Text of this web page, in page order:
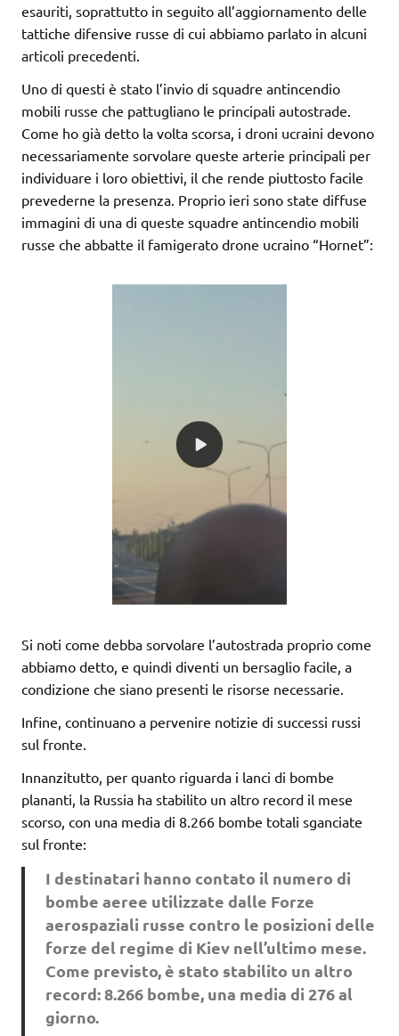
esauriti, soprattutto in seguito all’aggiornamento delle
tattiche difensive russe di cui abbiamo parlato in alcuni
articoli precedenti.
Uno di questi è stato l’invio di squadre antincendio
mobili russe che pattugliano le principali autostrade.
Come ho già detto la volta scorsa, i droni ucraini devono
necessariamente sorvolare queste arterie principali per
individuare i loro obiettivi, il che rende piuttosto facile
prevederne la presenza. Proprio ieri sono state diffuse
immagini di una di queste squadre antincendio mobili
russe che abbatte il famigerato drone ucraino “Hornet”:
Si noti come debba sorvolare l’autostrada proprio come
abbiamo detto, e quindi diventi un bersaglio facile, a
condizione che siano presenti le risorse necessarie.
Infine, continuano a pervenire notizie di successi russi
sul fronte.
Innanzitutto, per quanto riguarda i lanci di bombe
plananti, la Russia ha stabilito un altro record il mese
scorso, con una media di 8.266 bombe totali sganciate
sul fronte:
I destinatari hanno contato il numero di
bombe aeree utilizzate dalle Forze
aerospaziali russe contro le posizioni delle
forze del regime di Kiev nell’ultimo mese.
Come previsto, è stato stabilito un altro
record: 8.266 bombe, una media di 276 al
giorno.